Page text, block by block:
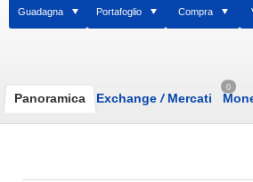
Guadagna Portafoglio Compra
Panoramica Exchange /Mercati
0